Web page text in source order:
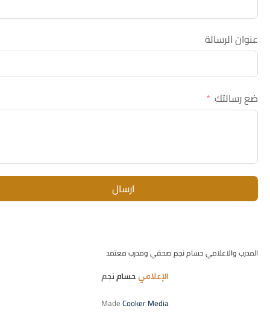
عنوان الرسالة
ضع رسالتك
ارسال
المدرب والاعلامي حسام نجم صحفي ومدرب معتمد
MadeCooker Media